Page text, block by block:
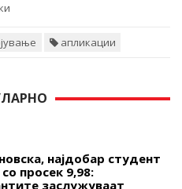
апликации
најдобар студент
просек 9,98:
заслужуваат